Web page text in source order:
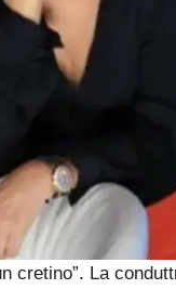
cretino”. La